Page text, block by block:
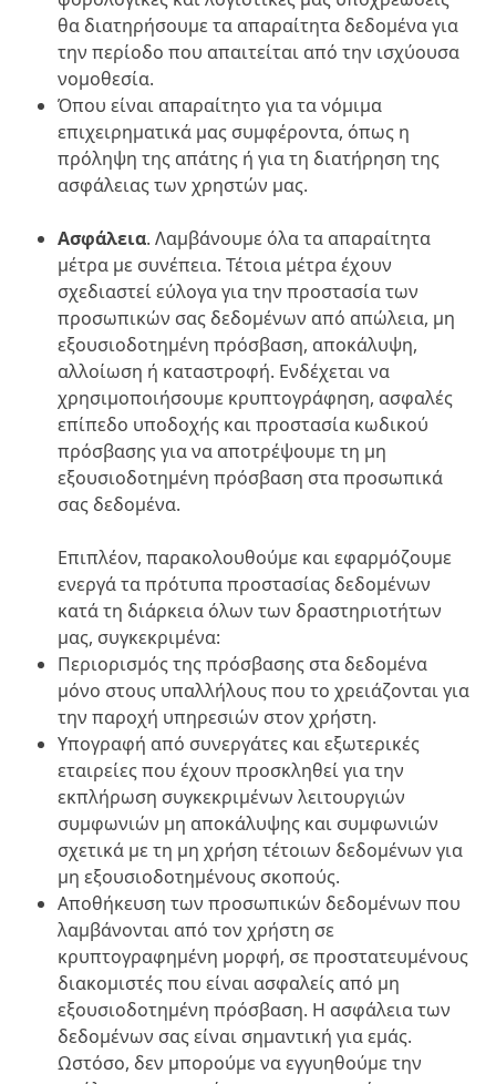
θα διατηρήσουμε τα απαραίτητα δεδομένα για
την περίοδο που απαιτείται από την ισχύουσα
νομοθεσία.
Όπου είναι απαραίτητο για τα νόμιμα
επιχειρηματικά μας συμφέροντα, όπως η
πρόληψη της απάτης ή για τη διατήρηση της
ασφάλειας των χρηστών μας.
Ασφάλεια. Λαμβάνουμε όλα τα απαραίτητα
μέτρα με συνέπεια. Τέτοια μέτρα έχουν
σχεδιαστεί εύλογα για την προστασία των
προσωπικών σας δεδομένων από απώλεια, μη
εξουσιοδοτημένη πρόσβαση, αποκάλυψη,
αλλοίωση ή καταστροφή. Ενδέχεται να
χρησιμοποιήσουμε κρυπτογράφηση, ασφαλές
επίπεδο υποδοχής και προστασία κωδικού
πρόσβασης για να αποτρέψουμε τη μη
εξουσιοδοτημένη πρόσβαση στα προσωπικά
σας δεδομένα.
Επιπλέον, παρακολουθούμε και εφαρμόζουμε
ενεργά τα πρότυπα προστασίας δεδομένων
κατά τη διάρκεια όλων των δραστηριοτήτων
μας, συγκεκριμένα:
Περιορισμός της πρόσβασης στα δεδομένα
μόνο στους υπαλλήλους που το χρειάζονται για
την παροχή υπηρεσιών στον χρήστη.
Υπογραφή από συνεργάτες και εξωτερικές
εταιρείες που έχουν προσκληθεί για την
εκπλήρωση συγκεκριμένων λειτουργιών
συμφωνιών μη αποκάλυψης και συμφωνιών
σχετικά με τη μη χρήση τέτοιων δεδομένων για
μη εξουσιοδοτημένους σκοπούς.
Αποθήκευση των προσωπικών δεδομένων που
λαμβάνονται από τον χρήστη σε
κρυπτογραφημένη μορφή, σε προστατευμένους
διακομιστές που είναι ασφαλείς από μη
εξουσιοδοτημένη πρόσβαση. Η ασφάλεια των
δεδομένων σας είναι σημαντική για εμάς.
Ωστόσο, δεν μπορούμε να εγγυηθούμε την